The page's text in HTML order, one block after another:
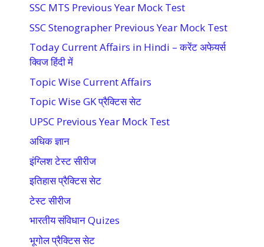
SSC MTS Previous Year Mock Test
SSC Stenographer Previous Year Mock Test
Today Current Affairs in Hindi – करेंट अफेयर्स
क्विज हिंदी में
Topic Wise Current Affairs
Topic Wise GK प्रैक्टिस सेट
UPSC Previous Year Mock Test
अधिक ज्ञान
इंग्लिश टेस्ट सीरीज
इतिहास प्रैक्टिस सेट
टेस्ट सीरीज
भारतीय संविधान Quizes
भूगोल प्रैक्टिस सेट